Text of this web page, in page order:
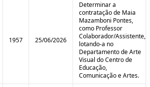
1957 25/06/2026
Determinar a
contratação de Maia
Mazamboni Pontes,
como Professor
Colaborador/Assistente,
lotando-a no
Departamento de Arte
Visual do Centro de
Educação,
Comunicação e Artes.